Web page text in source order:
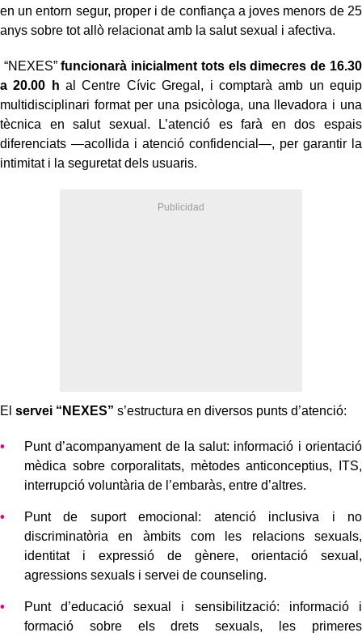
en un entorn segur, proper i de confiança a joves menors de 25
anys sobre tot allò relacionat amb la salut sexual i afectiva.
“NEXES”funcionarà inicialment tots els dimecres de 16.30
a 20.00 h al Centre Cívic Gregal, i comptarà amb un equip
multidisciplinari format per una psicòloga, una llevadora i una
tècnica en salut sexual. L’atenció es farà en dos espais
diferenciats —acollida i atenció confidencial—, per garantir la
intimitat i la seguretat dels usuaris.
El servei “NEXES” s’estructura en diversos punts d’atenció:
Punt d’acompanyament de la salut: informació i orientació
mèdica sobre corporalitats, mètodes anticonceptius, ITS,
interrupció voluntària de l’embaràs, entre d’altres.
Punt de suport emocional: atenció inclusiva i no
discriminatòria en àmbits com les relacions sexuals,
identitat i expressió de gènere, orientació sexual,
agressions sexuals i servei de counseling.
Punt d’educació sexual i sensibilització: informació i
formació sobre els drets sexuals, les primeres